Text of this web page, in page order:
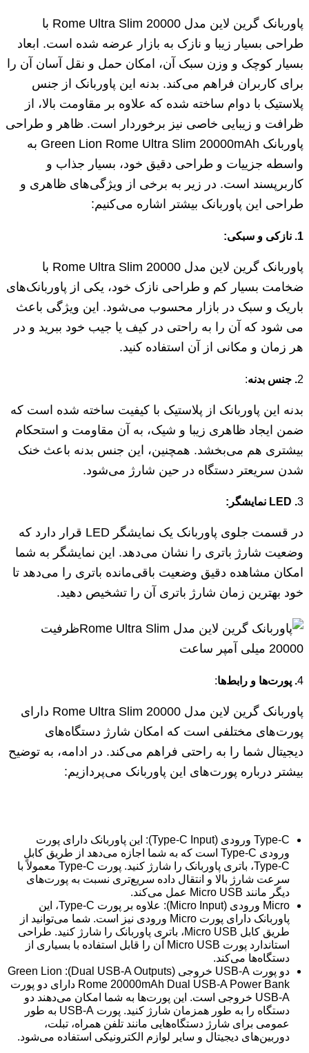
پاوربانک گرین لاین مدل Rome Ultra Slim 20000 با
طراحی بسیار زیبا و نازک به بازار عرضه شده است. ابعاد
بسیار کوچک و وزن سبک آن، امکان حمل و نقل آسان آن را
برای کاربران فراهم می‌کند. بدنه این پاوربانک از جنس
پلاستیک با دوام ساخته شده که علاوه بر مقاومت بالا، از
ظرافت و زیبایی خاصی نیز برخوردار است. ظاهر و طراحی
پاوربانک Green Lion Rome Ultra Slim 20000mAh به
واسطه جزییات و طراحی دقیق خود، بسیار جذاب و
کاربرپسند است. در زیر به برخی از ویژگی‌های ظاهری و
طراحی این پاوربانک بیشتر اشاره می‌کنیم:
1. نازکی و سبکی:
پاوربانک گرین لاین مدل Rome Ultra Slim 20000 با
ضخامت بسیار کم و طراحی نازک خود، یکی از پاوربانک‌های
باریک و سبک در بازار محسوب می‌شود. این ویژگی باعث
می شود که آن را به راحتی در کیف یا جیب خود ببرید و در
هر زمان و مکانی از آن استفاده کنید.
2. جنس بدنه:
بدنه این پاوربانک از پلاستیک با کیفیت ساخته شده است که
ضمن ایجاد ظاهری زیبا و شیک، به آن مقاومت و استحکام
بیشتری هم می‌بخشد. همچنین، این جنس بدنه باعث خنک
شدن سریعتر دستگاه در حین شارژ می‌شود.
3
.
LED نمایشگر:
در قسمت جلوی پاوربانک یک نمایشگر LED قرار دارد که
وضعیت شارژ باتری را نشان می‌دهد. این نمایشگر به شما
امکان مشاهده دقیق وضعیت باقی‌مانده باتری را می‌دهد تا
خود بهترین زمان شارژ باتری آن را تشخیص دهید.
4. پورت‌ها و رابط‌ها:
پاوربانک گرین لاین مدل Rome Ultra Slim 20000 دارای
پورت‌های مختلفی است که امکان شارژ دستگاه‌های
دیجیتال شما را به راحتی فراهم می‌کند. در ادامه، به توضیح
بیشتر درباره پورت‌های این پاوربانک می‌پردازیم:
Type-C ورودی (Type-C Input): این پاوربانک دارای پورت
ورودی Type-C است که به شما اجازه می‌دهد از طریق کابل
Type-C، باتری پاوربانک را شارژ کنید. پورت Type-C معمولاً با
سرعت شارژ بالا و انتقال داده سریع‌تری نسبت به پورت‌های
دیگر مانند Micro USB عمل می‌کند.
Micro ورودی (Micro Input): علاوه بر پورت Type-C، این
پاوربانک دارای پورت Micro ورودی نیز است. شما می‌توانید از
طریق کابل Micro USB، باتری پاوربانک را شارژ کنید. طراحی
استاندارد پورت Micro USB آن را قابل استفاده با بسیاری از
دستگاه‌ها می‌کند.
دو پورت USB-A خروجی (Dual USB-A Outputs): Green Lion
Rome 20000mAh Dual USB-A Power Bank دارای دو پورت
USB-A خروجی است. این پورت‌ها به شما امکان می‌دهند دو
دستگاه را به طور همزمان شارژ کنید. پورت USB-A به طور
عمومی برای شارژ دستگاه‌هایی مانند تلفن همراه، تبلت،
دوربین‌های دیجیتال و سایر لوازم الکترونیکی استفاده می‌شود.